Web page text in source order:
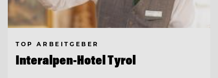
TOP ARBEITGEBER
Interalpen-Hotel Tyrol